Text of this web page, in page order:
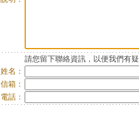
請您留下聯絡資訊，以便我們有
姓名：
信箱：
電話：